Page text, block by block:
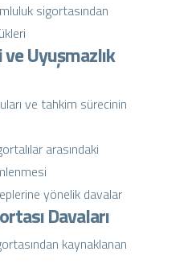
sigortasından
Uyuşmazlık
ve tahkim sürecinin
arasındaki
yönelik davalar
Davaları
kaynaklanan